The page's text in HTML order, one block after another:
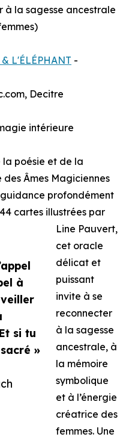
à
si tu
»
à la sagesse ancestrale
L'ÉLÉPHANT -
Decitre
intérieure
la poésie et de la
des Âmes Magiciennes
guidance profondément
cartes illustrées par
Line Pauvert,
cet oracle
délicat et
puissant
invite à se
reconnecter
à la sagesse
ancestrale, à
la mémoire
symbolique
et à l’énergie
créatrice des
femmes. Une